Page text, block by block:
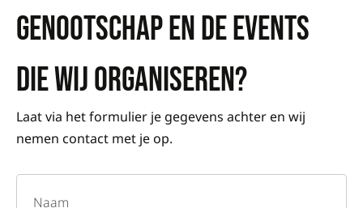
GENOOTSCHAP EN DE EVENTS
DIE WIJ ORGANISEREN?
Laat via het formulier je gegevens achter en wij
nemen contact met je op.